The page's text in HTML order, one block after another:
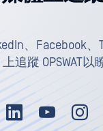
、Facebook、
追蹤 OPSWAT以